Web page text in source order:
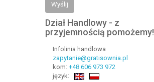
Wyślij
Dział Handlowy - z
przyjemnością pomożemy!
Infolinia handlowa
zapytanie@gratisownia.pl
kom: +48 606 973 972
język: